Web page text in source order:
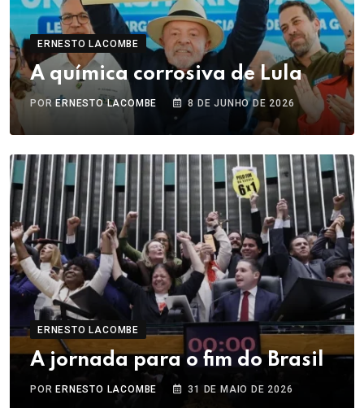
ERNESTO LACOMBE
A química corrosiva de Lula
PORERNESTO LACOMBE 8 DE JUNHO DE 2026
ERNESTO LACOMBE
A jornada para o fim do Brasil
POR ERNESTO LACOMBE 31 DE MAIO DE 2026